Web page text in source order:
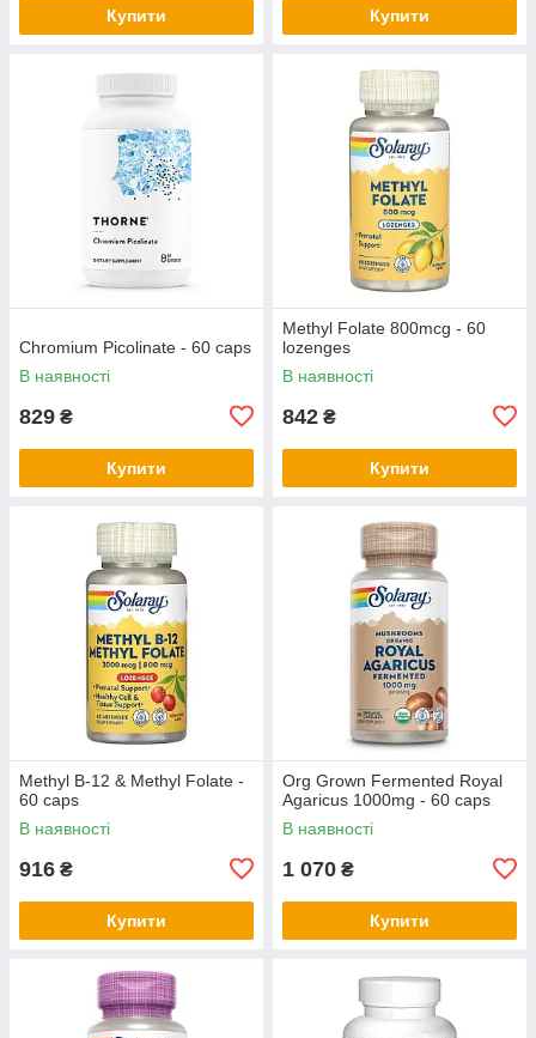
Купити Купити
Chromium Picolinate - 60 caps
В наявності
829 ₴
Купити
Methyl Folate 800mcg - 60
lozenges
В наявності
842 ₴
Купити
Methyl B-12 & Methyl Folate -
60 caps
В наявності
916 ₴
Купити
Org Grown Fermented Royal
Agaricus 1000mg - 60 caps
В наявності
1 070 ₴
Купити